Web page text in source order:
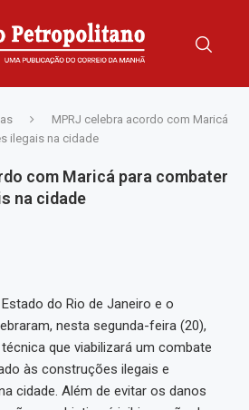
MPRJ celebra acordo com Maricá
ilegais na cidade
com Maricá para combater
na cidade
do Rio de Janeiro e o
nesta segunda-feira (20),
que viabilizará um combate
às construções ilegais e
cidade. Além de evitar os danos